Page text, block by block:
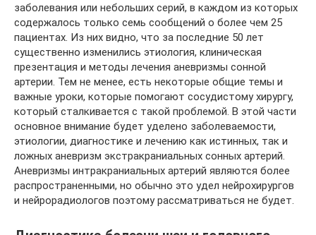
заболевания или небольших серий, в каждом из которых
содержалось только семь сообщений о более чем 25
пациентах. Из них видно, что за последние 50 лет
существенно изменились этиология, клиническая
презентация и методы лечения аневризмы сонной
артерии. Тем не менее, есть некоторые общие темы и
важные уроки, которые помогают сосудистому хирургу,
который сталкивается с такой проблемой. В этой части
основное внимание будет уделено заболеваемости,
этиологии, диагностике и лечению как истинных, так и
ложных аневризм экстракраниальных сонных артерий.
Аневризмы интракраниальных артерий являются более
распространенными, но обычно это удел нейрохирургов
и нейрорадиологов поэтому рассматриваться не будет.